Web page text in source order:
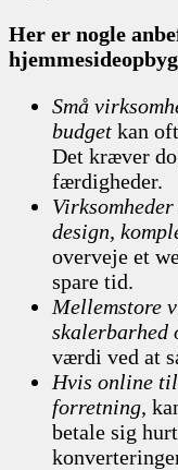
Her er nogle
Små
budget kan
Det kræver
færdigheder.
design,
overveje et
spare tid.
Mellemstore
skalerbarhed
værdi ved at
Hvis online
forretning,
betale sig